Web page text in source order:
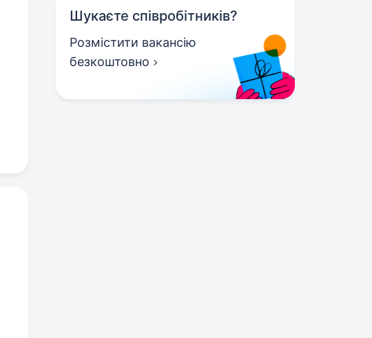
Шукаєте співробітників?
Розмістити вакансію
безкоштовно